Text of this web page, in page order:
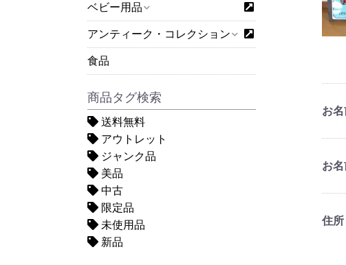
ベビー用品
アンティーク・コレクション
食品
商品タグ検索
送料無料
アウトレット
ジャンク品
美品
中古
限定品
未使用品
新品
お
お
住所